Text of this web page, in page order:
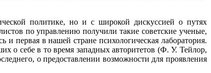
политике, но и с широкой дискуссией о путях
по управлению получили такие советские ученые,
первая в нашей стране психологическая лаборатория.
о себе в то время западных авторитетов (Ф. У. Тейлор,
о предоставлении возможности для проявления